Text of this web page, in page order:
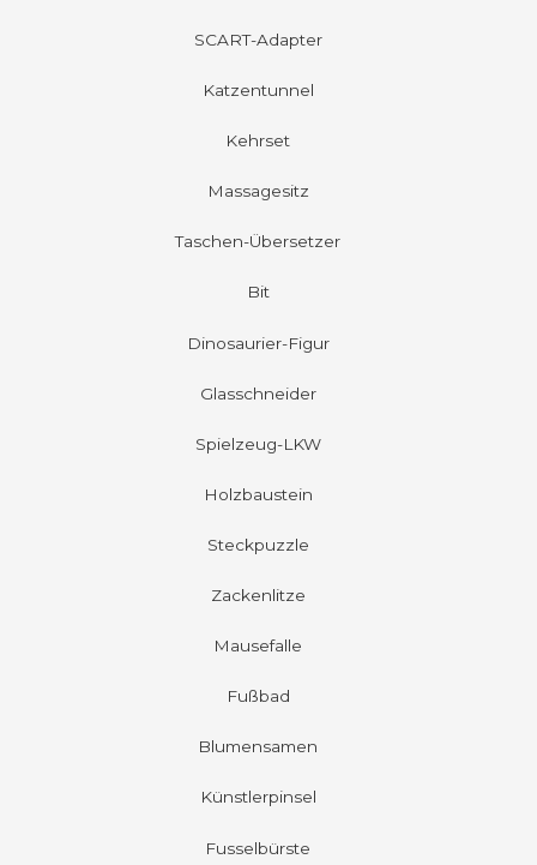
SCART-Adapter
Katzentunnel
Kehrset
Massagesitz
Taschen-Übersetzer
Bit
Dinosaurier-Figur
Glasschneider
Spielzeug-LKW
Holzbaustein
Steckpuzzle
Zackenlitze
Mausefalle
Fußbad
Blumensamen
Künstlerpinsel
Fusselbürste